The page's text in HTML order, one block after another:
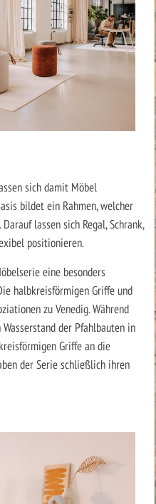
sich damit Möbel
bildet ein Rahmen, welcher
lassen sich Regal, Schrank,
positionieren.
eine besonders
halbkreisförmigen Griffe und
zu Venedig. Während
der Pfahlbauten in
Griffe an die
der Serie schließlich ihren